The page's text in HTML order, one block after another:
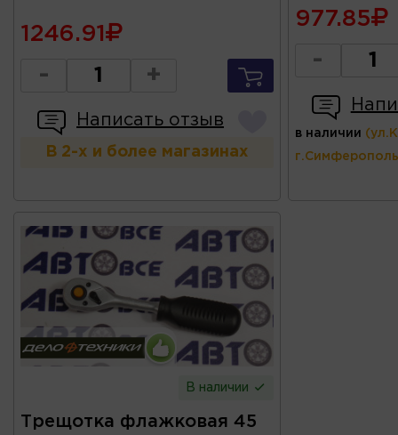
1246.91
- +
Написать отзыв
В 2-х и более магазинах
977.85
-
в наличии
В наличии
Трещотка флажковая 45